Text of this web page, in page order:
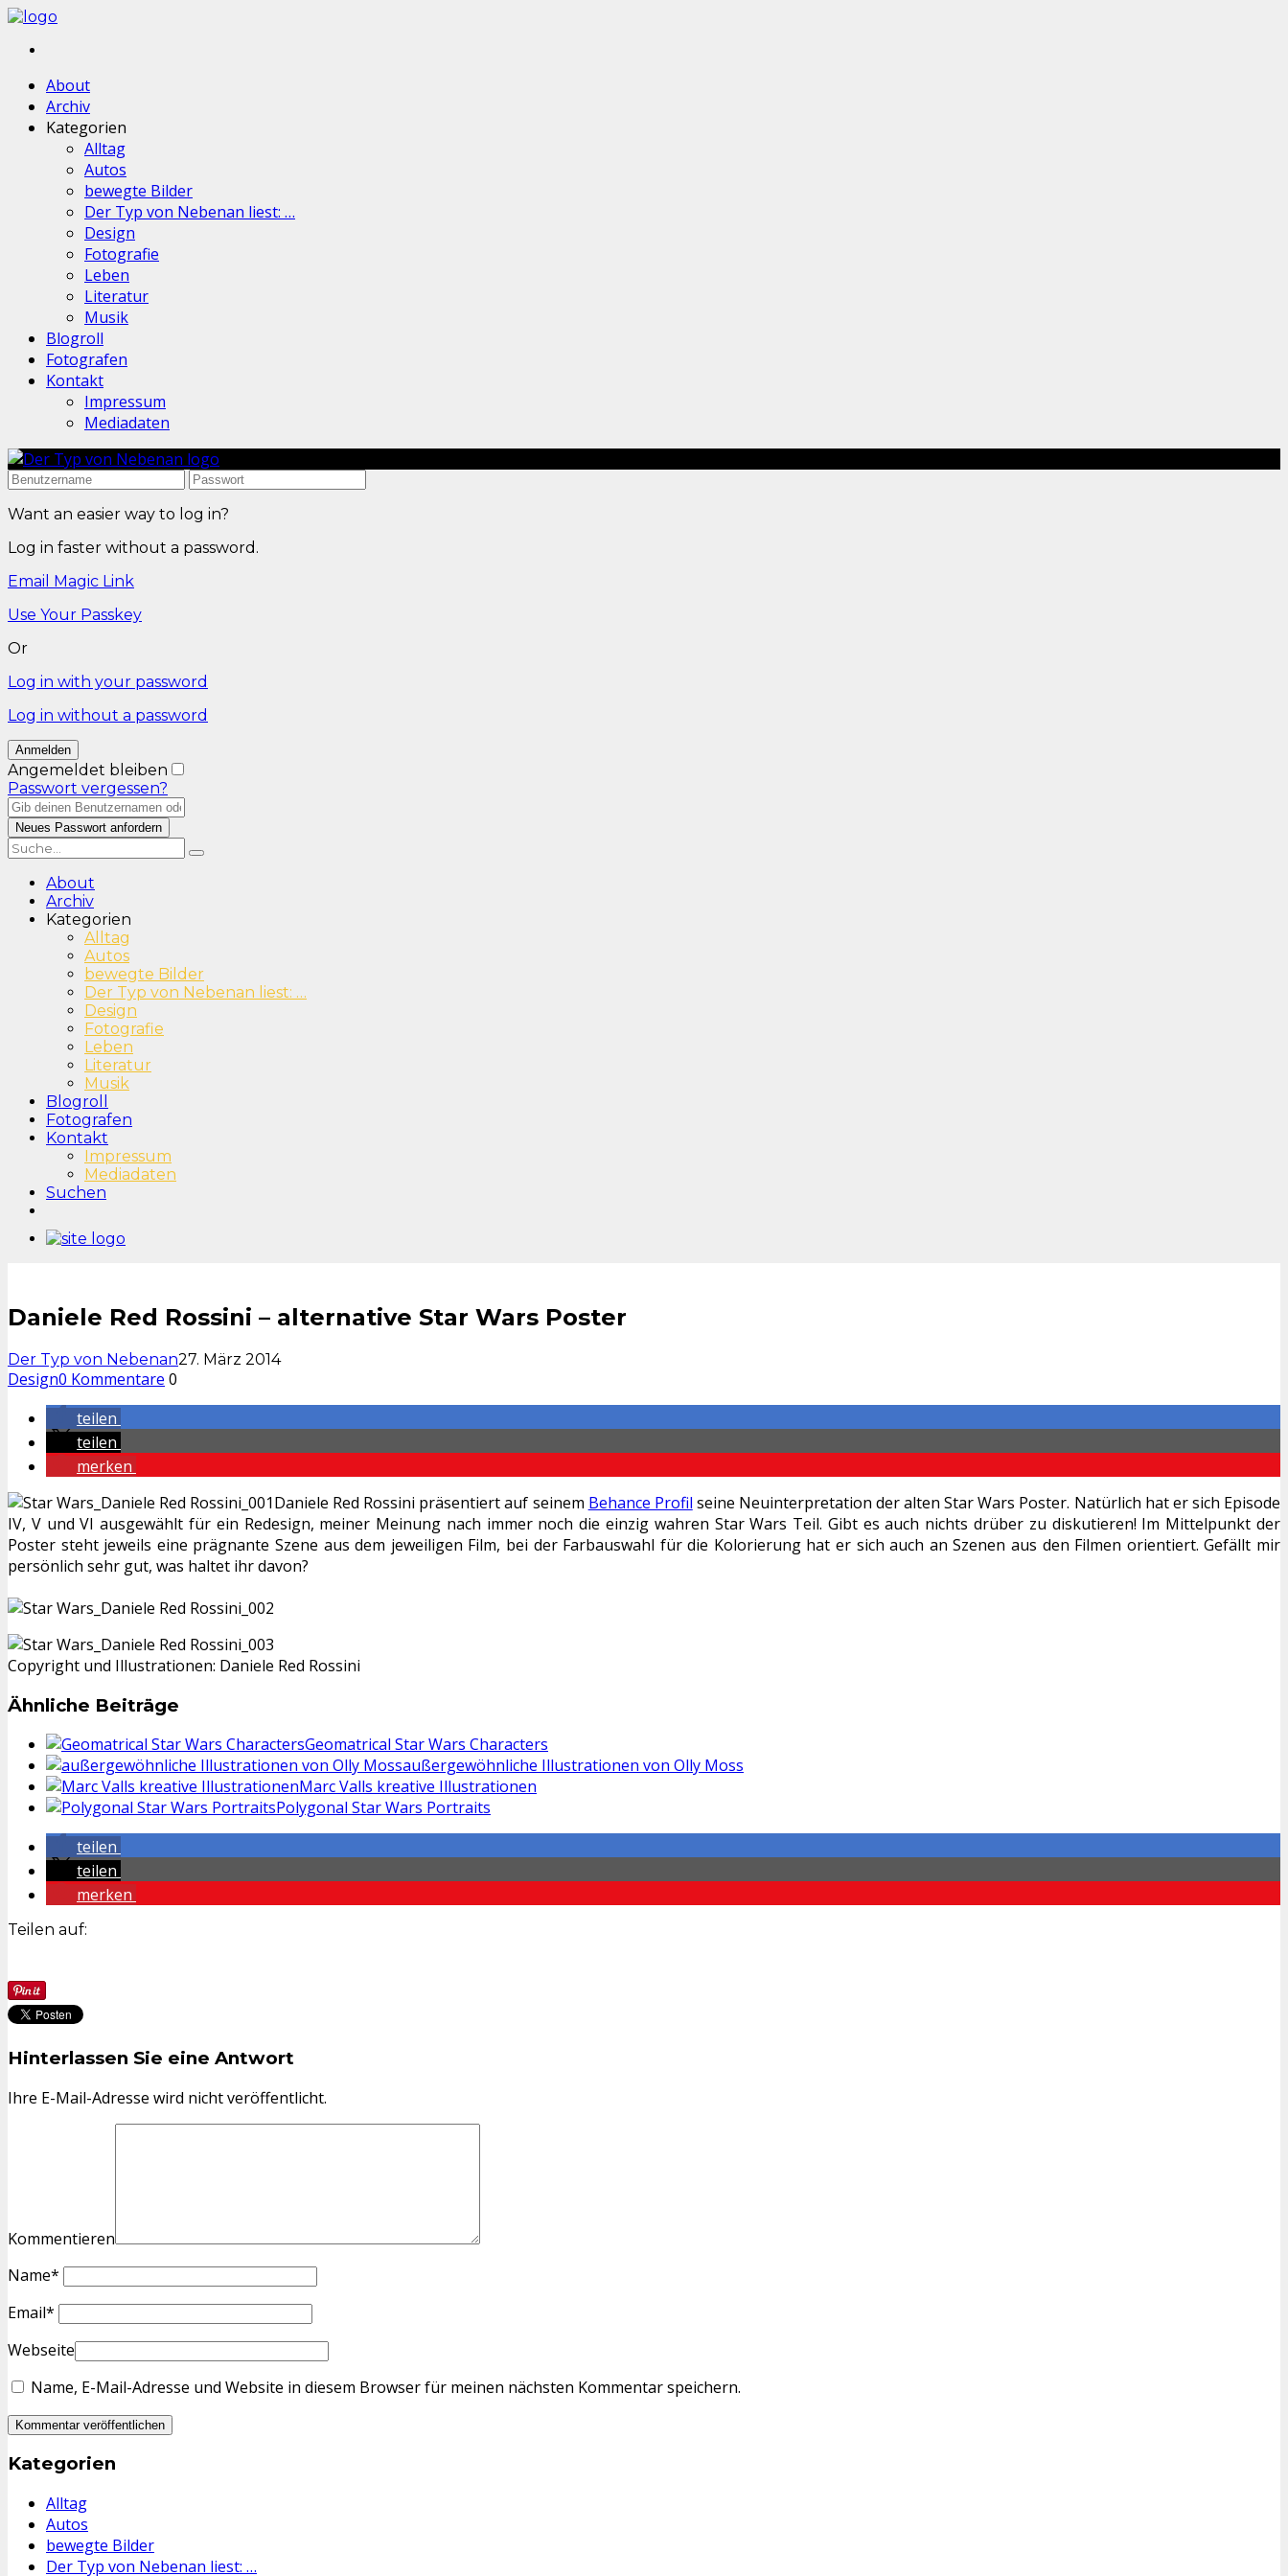
About
Archiv
Kategorien
Alltag
Autos
bewegte Bilder
Der Typ von Nebenan liest: …
Design
Fotografie
Leben
Literatur
Musik
Blogroll
Fotografen
Kontakt
Impressum
Mediadaten
Want an easier way to log in?
Log in faster without a password.
Email Magic Link
Use Your Passkey
Or
Log in with your password
Log in without a password
Angemeldet bleiben
Passwort vergessen?
About
Archiv
Kategorien
Alltag
Autos
bewegte Bilder
Der Typ von Nebenan liest: …
Design
Fotografie
Leben
Literatur
Musik
Blogroll
Fotografen
Kontakt
Impressum
Mediadaten
Suchen
Daniele Red Rossini – alternative Star Wars Poster
Der Typ von Nebenan27. März 2014
Design0 Kommentare 0
teilen
teilen
merken
Daniele Red Rossini präsentiert auf seinem Behance Profil seine Neuinterpretation der alten Star Wars Poster. Natürlich hat er sich Episode
IV, V und VI ausgewählt für ein Redesign, meiner Meinung nach immer noch die einzig wahren Star Wars Teil. Gibt es auch nichts drüber zu diskutieren! Im Mittelpunkt der
Poster steht jeweils eine prägnante Szene aus dem jeweiligen Film, bei der Farbauswahl für die Kolorierung hat er sich auch an Szenen aus den Filmen orientiert. Gefällt mir
persönlich sehr gut, was haltet ihr davon?
Copyright und Illustrationen: Daniele Red Rossini
Ähnliche Beiträge
Geomatrical Star Wars Characters
außergewöhnliche Illustrationen von Olly Moss
Marc Valls kreative Illustrationen
Polygonal Star Wars Portraits
teilen
teilen
merken
Teilen auf:
Hinterlassen Sie eine Antwort
Ihre E-Mail-Adresse wird nicht veröffentlicht.
Kommentieren
Name*
Email*
Webseite
Name, E-Mail-Adresse und Website in diesem Browser für meinen nächsten Kommentar speichern.
Kategorien
Alltag
Autos
bewegte Bilder
Der Typ von Nebenan liest: …